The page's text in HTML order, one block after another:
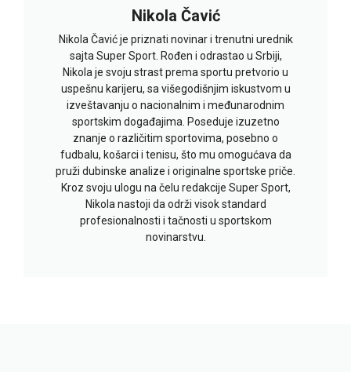
Nikola Čavić
Nikola Čavić je priznati novinar i trenutni urednik
sajta Super Sport. Rođen i odrastao u Srbiji,
Nikola je svoju strast prema sportu pretvorio u
uspešnu karijeru, sa višegodišnjim iskustvom u
izveštavanju o nacionalnim i međunarodnim
sportskim događajima. Poseduje izuzetno
znanje o različitim sportovima, posebno o
fudbalu, košarci i tenisu, što mu omogućava da
pruži dubinske analize i originalne sportske priče.
Kroz svoju ulogu na čelu redakcije Super Sport,
Nikola nastoji da održi visok standard
profesionalnosti i tačnosti u sportskom
novinarstvu.